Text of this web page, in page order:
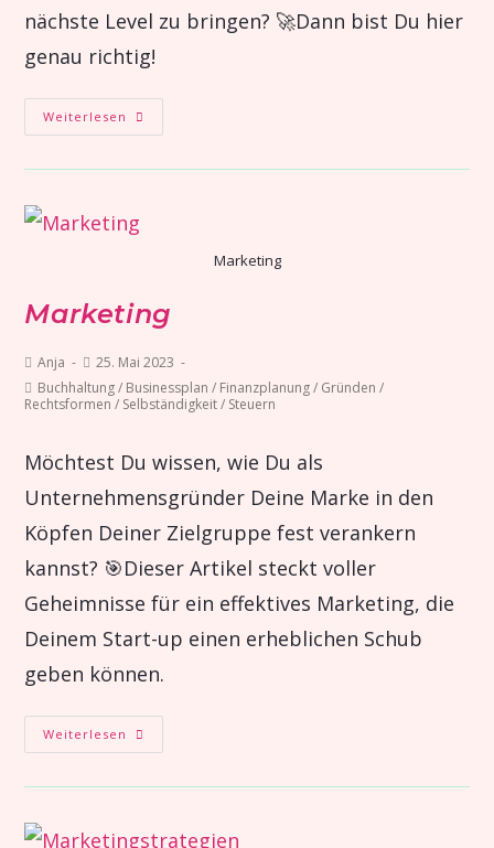
nächste Level zu bringen? 🚀Dann bist Du hier
genau richtig!
Weiterlesen
Marketing
Marketing
Anja
25. Mai 2023
Buchhaltung / Businessplan / Finanzplanung / Gründen /
Rechtsformen / Selbständigkeit / Steuern
Möchtest Du wissen, wie Du als
Unternehmensgründer Deine Marke in den
Köpfen Deiner Zielgruppe fest verankern
kannst? 🎯Dieser Artikel steckt voller
Geheimnisse für ein effektives Marketing, die
Deinem Start-up einen erheblichen Schub
geben können.
Weiterlesen